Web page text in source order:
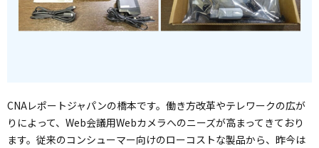
CNAレポートジャパンの橋本です。働き方改革やテレワークの広が
りによって、Web会議用Webカメラへのニーズが高まってきており
ます。従来のコンシューマー向けのローコストな製品から、昨今は